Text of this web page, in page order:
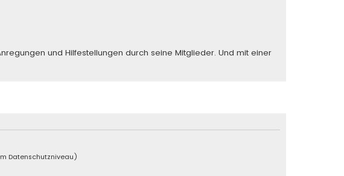
und Hilfestellungen durch seine Mitglieder. Und mit einer
Datenschutzniveau)